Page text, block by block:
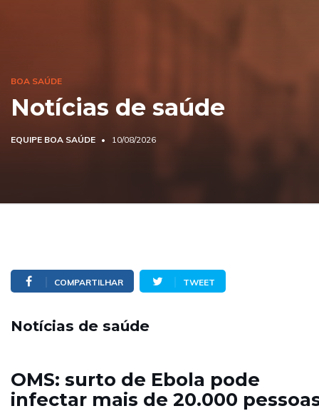
BOA SAÚDE
Notícias de saúde
EQUIPE BOA SAÚDE 10/08/2026
COMPARTILHAR TWEET
Notícias de saúde
OMS: surto de Ebola pode
infectar mais de 20.000